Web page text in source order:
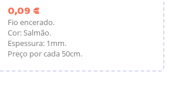
0,09 €Preço
Fio encerado.
Cor: Salmão.
Espessura: 1mm.
Preço por cada 50cm.